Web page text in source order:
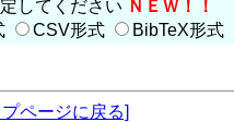
してください ＮＥＷ！！
CSV形式 BibTeX形式
ページに戻る]